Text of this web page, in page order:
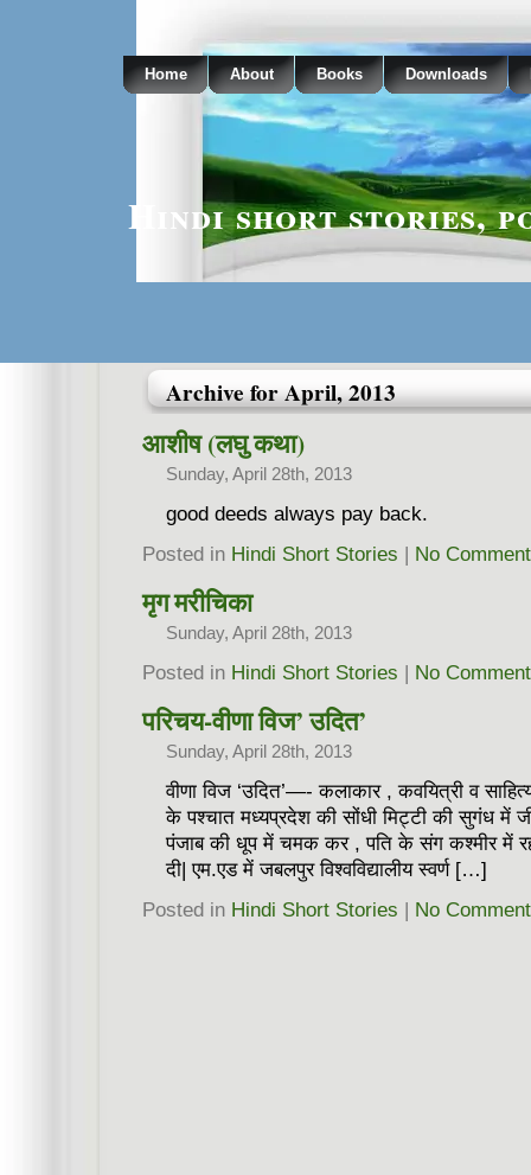
Home About Books Downloads
Hindi short stories,
Archive for April, 2013
आशीष (लघु कथा)
Sunday, April 28th, 2013
good deeds always pay back.
Posted in Hindi Short Stories | No
मृग मरीचिका
Sunday, April 28th, 2013
Posted in Hindi Short Stories | No
परिचय-वीणा विज’ उदित’
Sunday, April 28th, 2013
वीणा विज ‘उदित’—- कलाकार , कवयित्री व
के पश्चात मध्यप्रदेश की सोंधी मिट्टी की सुगंध में
पंजाब की धूप में चमक कर , पति के संग कश्मीर में
दी| एम.एड में जबलपुर विश्वविद्यालीय स्वर्ण […]
Posted in Hindi Short Stories | No